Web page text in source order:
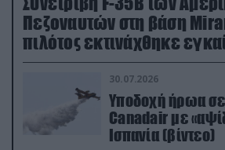
Πεζοναυτών στη βάση
πιλότος εκτινάχθηκε
30.07.2026
Υποδοχή ήρωα
Canadair με
Ισπανία (βίντεο)